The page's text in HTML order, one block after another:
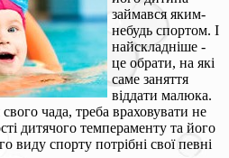
займався яким-
небудь спортом. І
найскладніше -
це обрати, на які
саме заняття
віддати малюка.
чада, треба враховувати не
дитячого темпераменту та його
виду спорту потрібні свої певні